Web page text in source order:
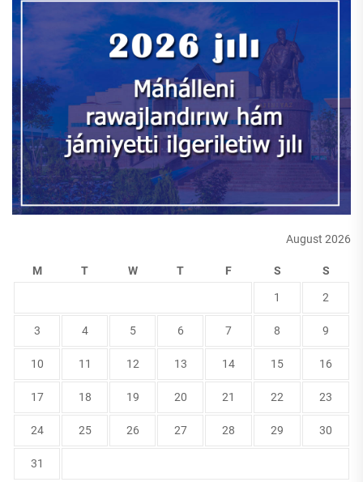
August 2026
M T W T F S S
1 2
3 4 5 6 7 8 9
10 11 12 13 14 15 16
17 18 19 20 21 22 23
24 25 26 27 28 29 30
31